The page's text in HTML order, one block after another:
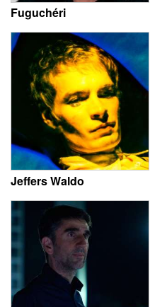
Fuguchéri
Jeffers Waldo